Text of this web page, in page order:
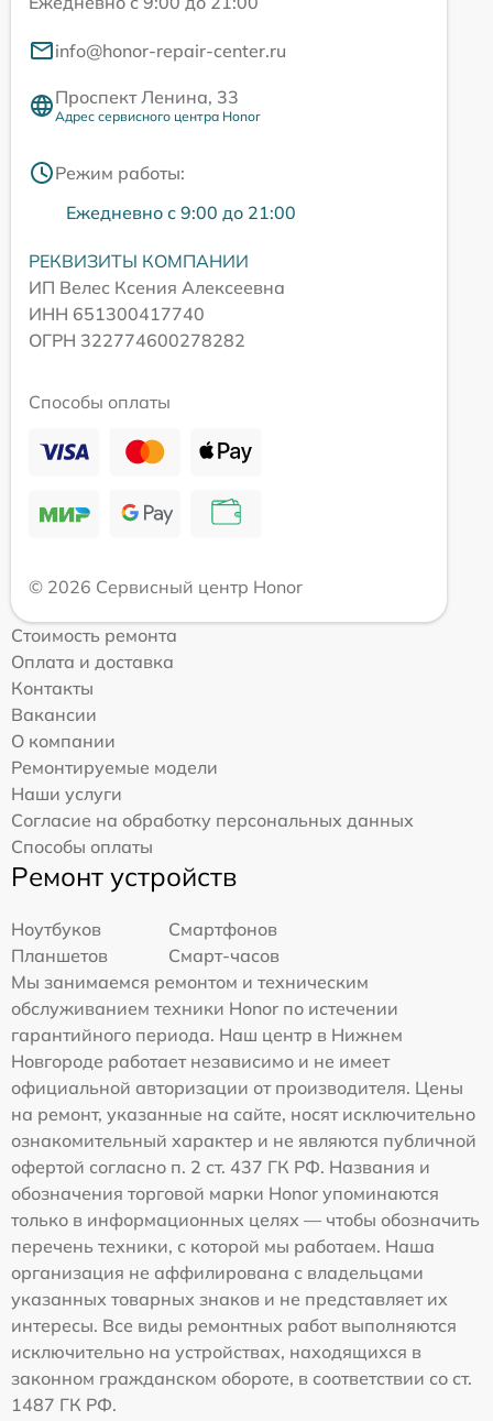
info@honor-repair-center.ru
Проспект Ленина, 33
Адрес сервисного центра Honor
Режим работы:
Ежедневно с 9:00 до 21:00
РЕКВИЗИТЫ КОМПАНИИ
ИП Велес Ксения Алексеевна
ИНН 651300417740
ОГРН 322774600278282
Способы оплаты
© 2026 Сервисный центр Honor
Стоимость ремонта
Оплата и доставка
Контакты
Вакансии
О компании
Ремонтируемые модели
Наши услуги
Согласие на обработку персональных данных
Способы оплаты
Ремонт устройств
Ноутбуков
Смартфонов
Планшетов
Смарт-часов
Мы занимаемся ремонтом и техническим
обслуживанием техники Honor по истечении
гарантийного периода. Наш центр в Нижнем
Новгороде работает независимо и не имеет
официальной авторизации от производителя. Цены
на ремонт, указанные на сайте, носят исключительно
ознакомительный характер и не являются публичной
офертой согласно п. 2 ст. 437 ГК РФ. Названия и
обозначения торговой марки Honor упоминаются
только в информационных целях — чтобы обозначить
перечень техники, с которой мы работаем. Наша
организация не аффилирована с владельцами
указанных товарных знаков и не представляет их
интересы. Все виды ремонтных работ выполняются
исключительно на устройствах, находящихся в
законном гражданском обороте, в соответствии со ст.
1487 ГК РФ.